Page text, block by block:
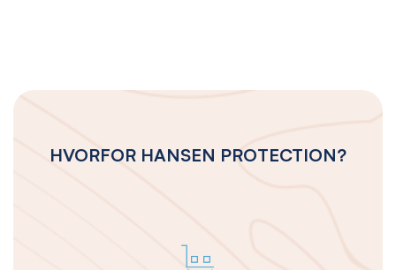
HVORFOR HANSEN PROTECTION?